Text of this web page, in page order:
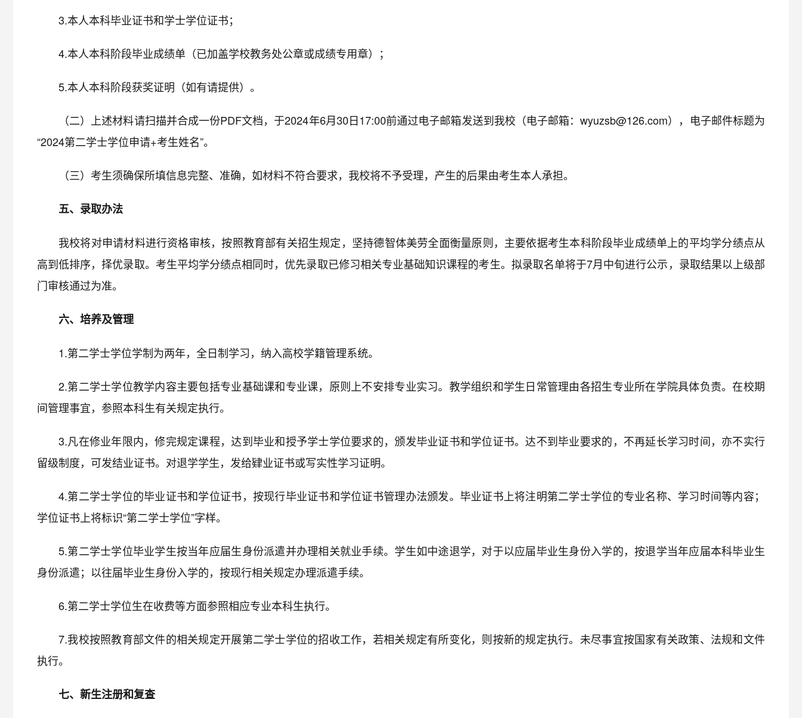
3.本人本科毕业证书和学士学位证书；
4.本人本科阶段毕业成绩单（已加盖学校教务处公章或成绩专用章）；
5.本人本科阶段获奖证明（如有请提供）。
（二）上述材料请扫描并合成一份PDF文档，于2024年6月30日17:00前通过电子邮箱发送到我校（电子邮箱：wyuzsb@126.com），电子邮件标题为
“2024第二学士学位申请+考生姓名”。
（三）考生须确保所填信息完整、准确，如材料不符合要求，我校将不予受理，产生的后果由考生本人承担。
五、录取办法
我校将对申请材料进行资格审核，按照教育部有关招生规定，坚持德智体美劳全面衡量原则，主要依据考生本科阶段毕业成绩单上的平均学分绩点从
高到低排序，择优录取。考生平均学分绩点相同时，优先录取已修习相关专业基础知识课程的考生。拟录取名单将于7月中旬进行公示，录取结果以上级部
门审核通过为准。
六、培养及管理
1.第二学士学位学制为两年，全日制学习，纳入高校学籍管理系统。
2.第二学士学位教学内容主要包括专业基础课和专业课，原则上不安排专业实习。教学组织和学生日常管理由各招生专业所在学院具体负责。在校期
间管理事宜，参照本科生有关规定执行。
3.凡在修业年限内，修完规定课程，达到毕业和授予学士学位要求的，颁发毕业证书和学位证书。达不到毕业要求的，不再延长学习时间，亦不实行
留级制度，可发结业证书。对退学学生，发给肄业证书或写实性学习证明。
4.第二学士学位的毕业证书和学位证书，按现行毕业证书和学位证书管理办法颁发。毕业证书上将注明第二学士学位的专业名称、学习时间等内容；
学位证书上将标识“第二学士学位”字样。
5.第二学士学位毕业学生按当年应届生身份派遣并办理相关就业手续。学生如中途退学，对于以应届毕业生身份入学的，按退学当年应届本科毕业生
身份派遣；以往届毕业生身份入学的，按现行相关规定办理派遣手续。
6.第二学士学位生在收费等方面参照相应专业本科生执行。
7.我校按照教育部文件的相关规定开展第二学士学位的招收工作，若相关规定有所变化，则按新的规定执行。未尽事宜按国家有关政策、法规和文件
执行。
七、新生注册和复查